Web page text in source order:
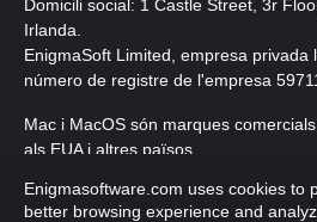
Domicili social: 1 Castle Street, 3r
Irlanda.
EnigmaSoft Limited, empresa privada
número de registre de l'empresa
Mac i MacOS són marques
als EUA i altres països.
Copyright 2016-2026 . EnigmaSoft
Enigmasoftware.com uses cookies to
better browsing experience and